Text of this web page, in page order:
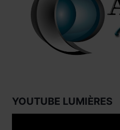
YOUTUBE LUMIÈRES